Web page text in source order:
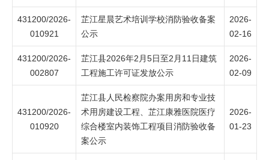
431200/2026-
010921
芷江星晨艺术培训学校消防验收备案
公示
2026-
02-16
431200/2026-
002807
芷江县2026年2月5日至2月11日建筑
工程施工许可证发放公示
2026-
02-09
431200/2026-
010920
芷江县人民检察院办案用房和专业技
术用房建设工程、芷江康雅医院医疗
综合楼室内装饰工程项目消防验收备
案公示
2026-
01-23